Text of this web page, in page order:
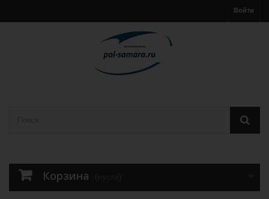
Войти
Корзина